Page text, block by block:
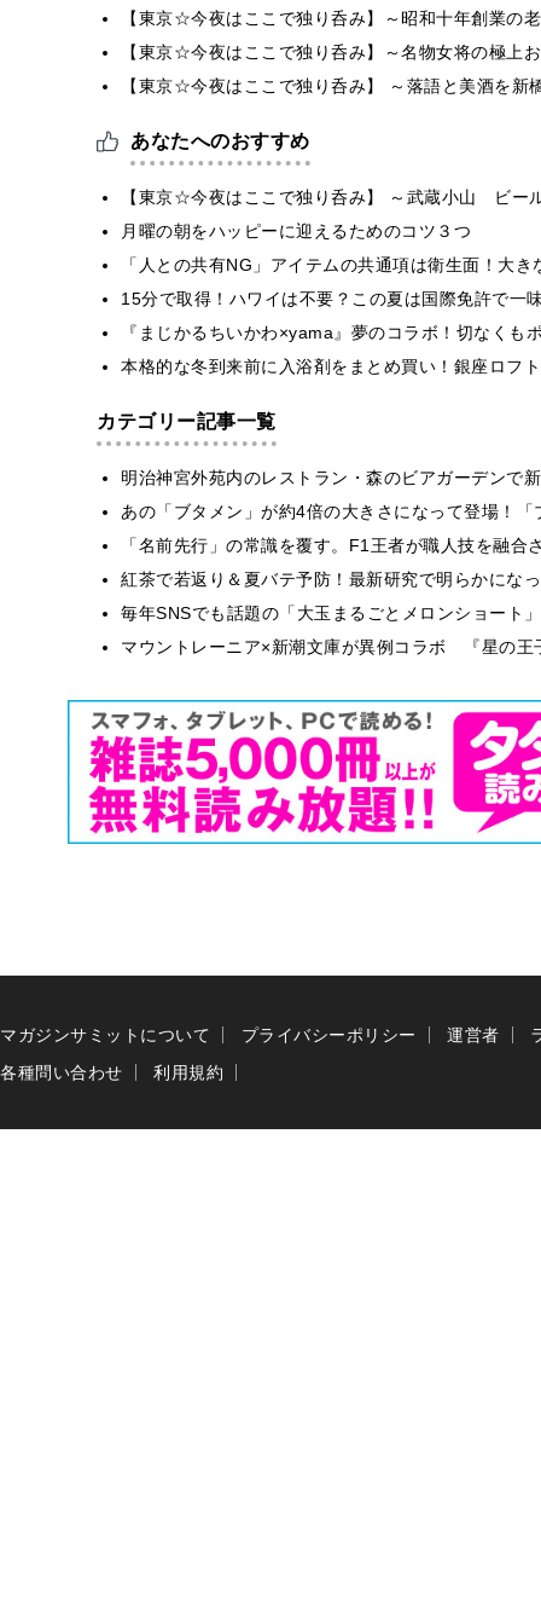
【東京☆今夜はここで独り呑み】～昭和十年創業の
【東京☆今夜はここで独り呑み】～名物女将の極上
【東京☆今夜はここで独り呑み】 ～落語と美酒を新
あなたへのおすすめ
【東京☆今夜はここで独り呑み】 ～武蔵小山 ビー
月曜の朝をハッピーに迎えるためのコツ３つ
「人との共有NG」アイテムの共通項は衛生面！大
15分で取得！ハワイは不要？この夏は国際免許で一
『まじかるちいかわ×yama』夢のコラボ！切なくも
本格的な冬到来前に入浴剤をまとめ買い！銀座ロフ
カテゴリー記事一覧
明治神宮外苑内のレストラン・森のビアガーデンで
あの「ブタメン」が約4倍の大きさになって登場！
「名前先行」の常識を覆す。F1王者が職人技を融
紅茶で若返り＆夏バテ予防！最新研究で明らかにな
毎年SNSでも話題の「大玉まるごとメロンショート
マウントレーニア×新潮文庫が異例コラボ 『星の
マガジンサミットについて プライバシーポリシー 運営者
各種問い合わせ
利用規約